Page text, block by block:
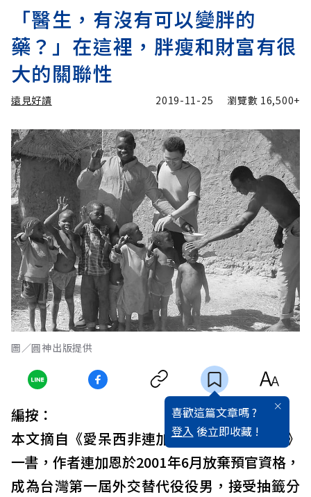
「醫生，有沒有可以變胖的
藥？」在這裡，胖瘦和財富有很
大的關聯性
遠見好讀 2019-11-25 瀏覽數 16,500+
圖／圓神出版提供
喜歡這篇文章嗎 ?
登入 後立即收藏 !
編按：
本文摘自《愛呆西非連加恩【愛的接力版】》
一書，作者連加恩於2001年6月放棄預官資格，
成為台灣第一屆外交替代役役男，接受抽籤分